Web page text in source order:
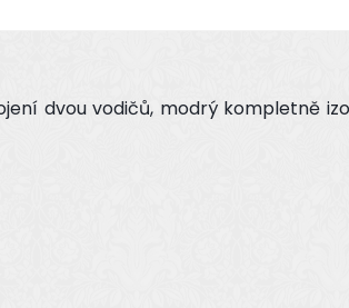
dvou vodičů, modrý kompletně